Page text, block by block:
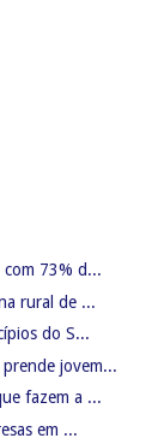
com 73% d...
rural de ...
do S...
jovem...
fazem a ...
em ...